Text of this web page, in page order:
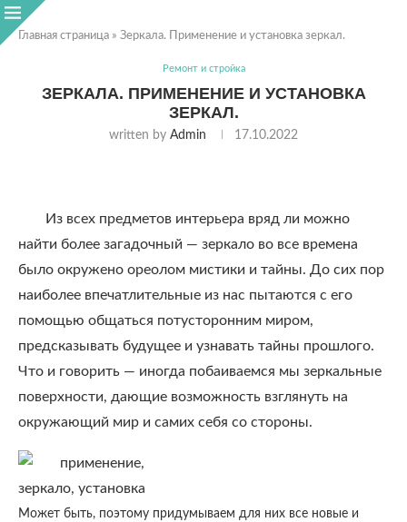
Главная страница » Зеркала. Применение и установка зеркал.
Ремонт и стройка
ЗЕРКАЛА. ПРИМЕНЕНИЕ И УСТАНОВКА
ЗЕРКАЛ.
written by Admin 17.10.2022
Из всех предметов интерьера вряд ли можно
найти более загадочный — зеркало во все времена
было окружено ореолом мистики и тайны. До сих пор
наиболее впечатлительные из нас пытаются с его
помощью общаться потусторонним миром,
предсказывать будущее и узнавать тайны прошлого.
Что и говорить — иногда побаиваемся мы зеркальные
поверхности, дающие возможность взглянуть на
окружающий мир и самих себя со стороны.
Может быть, поэтому придумываем для них все новые и